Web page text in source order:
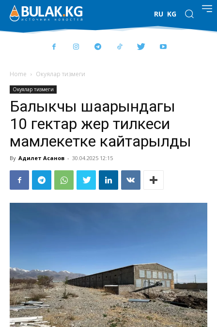
RU KG
Home Окуялар тизмеги
Окуялар тизмеги
Балыкчы шаарындагы
10 гектар жер тилкеси
мамлекетке кайтарылды
By Адилет Асанов - 30.04.2025 12:15